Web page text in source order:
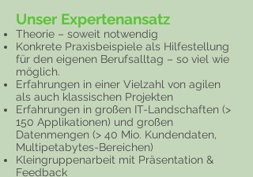
Unser Expertenansatz
Theorie – soweit notwendig
Konkrete Praxisbeispiele als Hilfestellung
für den eigenen Berufsalltag – so viel wie
möglich.
Erfahrungen in einer Vielzahl von agilen
als auch klassischen Projekten
Erfahrungen in großen IT-Landschaften (>
150 Applikationen) und großen
Datenmengen (> 40 Mio. Kundendaten,
Multipetabytes-Bereichen)
Kleingruppenarbeit mit Präsentation &
Feedback